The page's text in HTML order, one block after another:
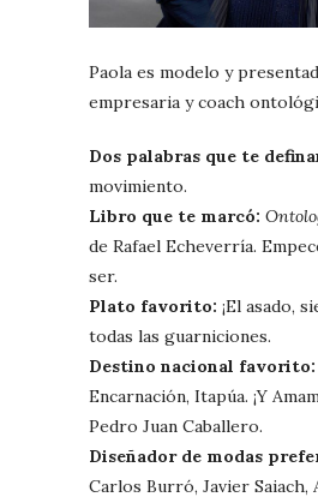
Paola es modelo y
empresaria y coach
Dos palabras que te
movimiento.
Libro que te marcó:
de Rafael Echeverría.
ser.
Plato favorito: ¡El asado,
todas las guarniciones.
Destino nacional favorito:
Encarnación, Itapúa. ¡Y
Pedro Juan Caballero.
Diseñador de modas
Carlos Burró, Javier Saiach,